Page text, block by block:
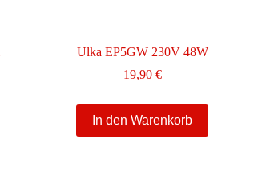
Ulka EP5GW 230V 48W
19,90 €
In den Warenkorb